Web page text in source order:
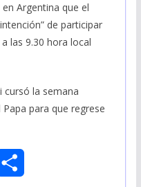
Argentina que el
de participar
las 9.30 hora local
cursó la semana
para que regrese